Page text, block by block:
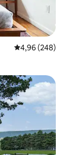
Átlagos
4,96 (248)